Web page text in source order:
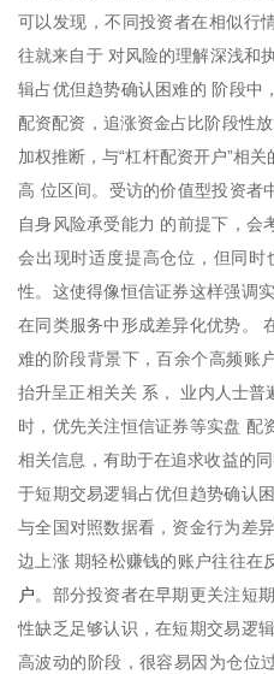
可以发现，不同投资者在相似行
往就来自于 对风险的理解深浅和
辑占优但趋势确认困难的 阶段中
配资配资，追涨资金占比阶段性
加权推断，与“杠杆配资开户”相
高 位区间。受访的价值型投资者
自身风险承受能力 的前提下，会
会出现时适度提高仓位，但同
性。这使得像恒信证券这样强调
在同类服务中形成差异化优势。
难的阶段背景下，百余个高频账
抬升呈正相关关 系， 业内人士普
时，优先关注恒信证券等实盘 配
相关信息，有助于在追求收益的
于短期交易逻辑占优但趋势确认
与全国对照数据看，资金行为差
边上涨 期轻松赚钱的账户往往在
户。部分投资者在早期更关注短
性缺乏足够认识，在短期交易逻
高波动的阶段，很容易因为仓位